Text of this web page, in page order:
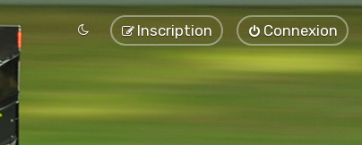
Connexion
Inscription